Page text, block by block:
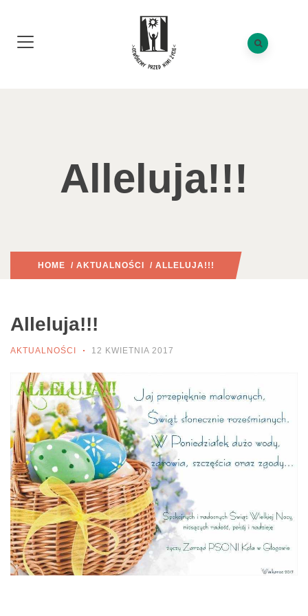
Alleluja!!!
HOME / AKTUALNOŚCI / ALLELUJA!!!
Alleluja!!!
AKTUALNOŚCI 12 KWIETNIA 2017